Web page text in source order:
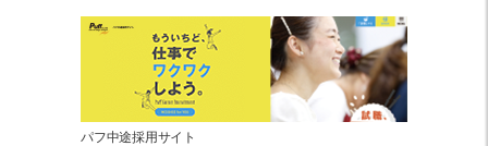
パフ中途採用サイト